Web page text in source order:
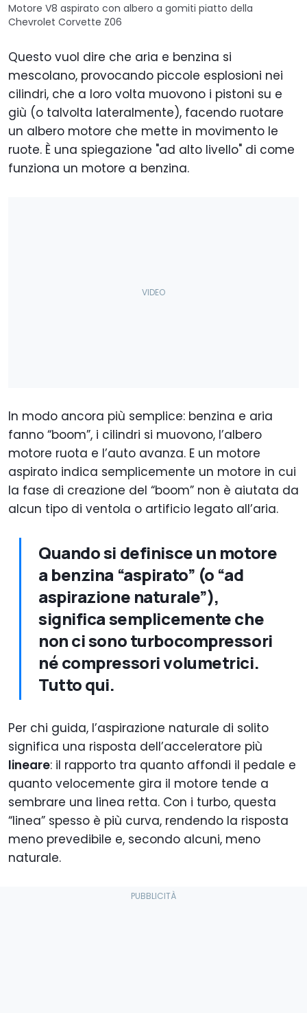
Motore V8 aspirato con albero a gomiti piatto della
Chevrolet Corvette Z06
Questo vuol dire che aria e benzina si
mescolano, provocando piccole esplosioni nei
cilindri, che a loro volta muovono i pistoni su e
giù (o talvolta lateralmente), facendo ruotare
un albero motore che mette in movimento le
ruote. È una spiegazione "ad alto livello" di come
funziona un motore a benzina.
In modo ancora più semplice: benzina e aria
fanno “boom”, i cilindri si muovono, l’albero
motore ruota e l’auto avanza. E un motore
aspirato indica semplicemente un motore in cui
la fase di creazione del “boom” non è aiutata da
alcun tipo di ventola o artificio legato all’aria.
Quando si definisce un motore
a benzina “aspirato” (o “ad
aspirazione naturale”),
significa semplicemente che
non ci sono turbocompressori
né compressori volumetrici.
Tutto qui.
Per chi guida, l’aspirazione naturale di solito
significa una risposta dell’acceleratore più
lineare: il rapporto tra quanto affondi il pedale e
quanto velocemente gira il motore tende a
sembrare una linea retta. Con i turbo, questa
“linea” spesso è più curva, rendendo la risposta
meno prevedibile e, secondo alcuni, meno
naturale.